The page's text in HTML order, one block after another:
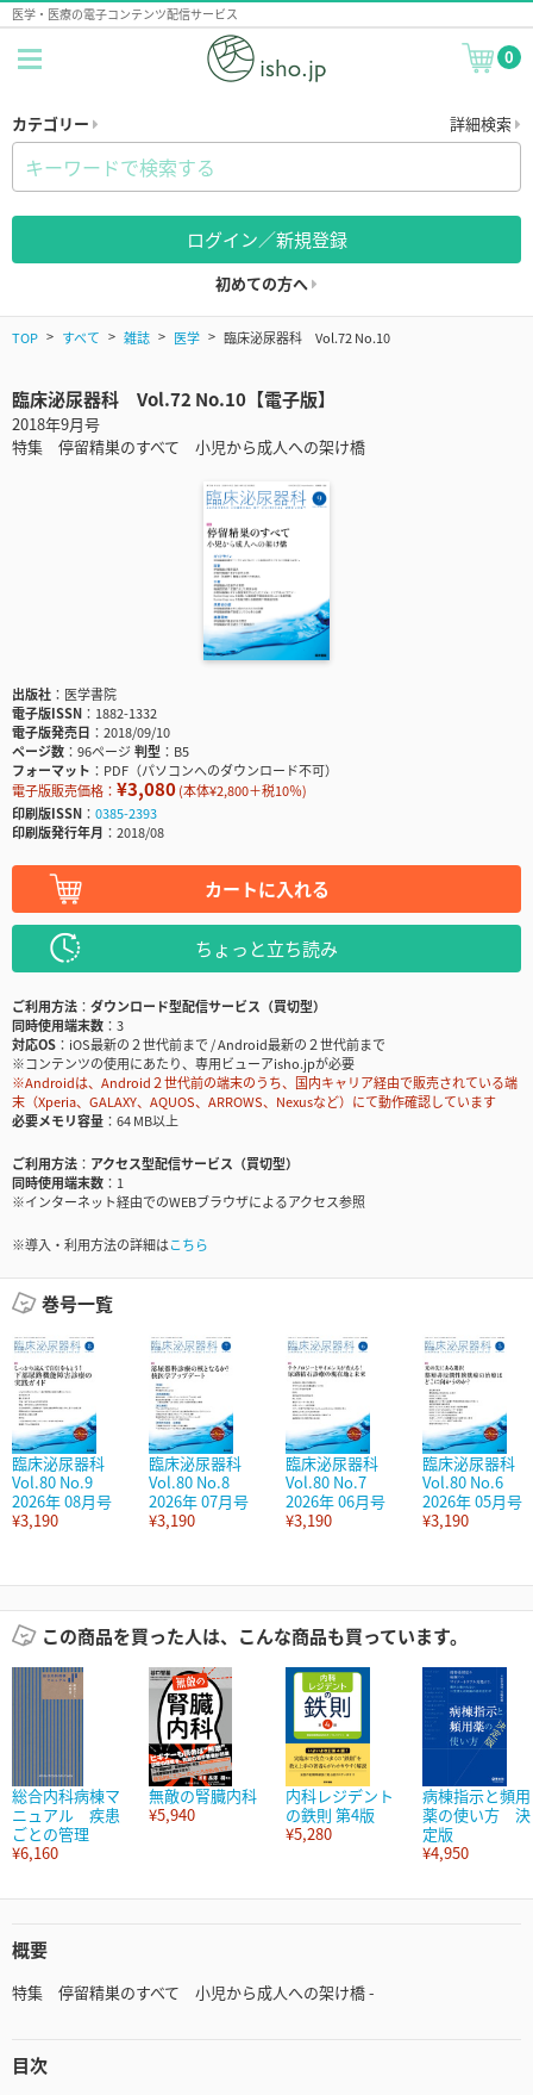
医学・医療の電子コンテンツ配信サービス
0
カテゴリー 詳細検索
ログイン／新規登録
初めての方へ
TOP すべて 雑誌 医学 臨床泌尿器科 Vol.72 No.10
臨床泌尿器科 Vol.72 No.10【電子版】
2018年9月号
特集 停留精巣のすべて 小児から成人への架け橋
出版社
医学書院
電子版ISSN
1882-1332
電子版発売日
2018/09/10
ページ数
96ページ判型
B5
フォーマット
PDF（パソコンへのダウンロード不可）
電子版販売価格： ¥3,080(本体¥2,800＋税10％)
印刷版ISSN
0385-2393
印刷版発行年月
2018/08
カートに入れる
ちょっと立ち読み
ご利用方法
ダウンロード型配信サービス（買切型）
同時使用端末数
3
対応OS
iOS最新の２世代前まで / Android最新の２世代前まで
※コンテンツの使用にあたり、専用ビューアisho.jpが必要
※Androidは、Android２世代前の端末のうち、国内キャリア経由で販売されている端
末（Xperia、GALAXY、AQUOS、ARROWS、Nexusなど）にて動作確認しています
必要メモリ容量
64 MB以上
ご利用方法
アクセス型配信サービス（買切型）
同時使用端末数
1
※インターネット経由でのWEBブラウザによるアクセス参照
※導入・利用方法の詳細はこちら
巻号一覧
臨床泌尿器科
Vol.80 No.9
2026年 08月号
¥3,190
臨床泌尿器科
Vol.80 No.8
2026年 07月号
¥3,190
臨床泌尿器科
Vol.80 No.7
2026年 06月号
¥3,190
臨床泌尿器科
Vol.80 No.6
2026年 05月号
¥3,190
この商品を買った人は、こんな商品も買っています。
総合内科病棟マ
ニュアル 疾患
ごとの管理
¥6,160
無敵の腎臓内科
¥5,940
内科レジデント
の鉄則 第4版
¥5,280
病棟指示と頻用
薬の使い方 決
定版
¥4,950
概要
特集 停留精巣のすべて 小児から成人への架け橋 -
目次